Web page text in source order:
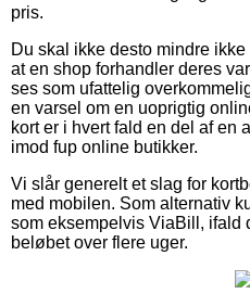
pris.
Du skal ikke desto mindre
at en shop forhandler deres
ses som ufattelig
en varsel om en uoprigtig
kort er i hvert fald en del af en
imod fup online butikker.
Vi slår generelt et slag for
med mobilen. Som alternativ
som eksempelvis ViaBill, ifald
beløbet over flere uger.